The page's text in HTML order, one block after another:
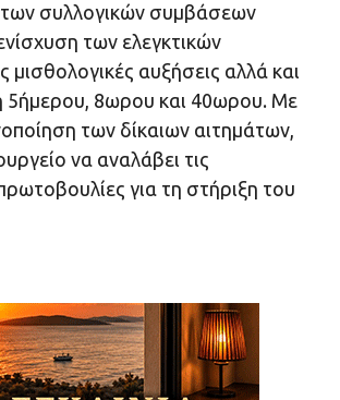
συλλογικών συμβάσεων
των ελεγκτικών
μισθολογικές αυξήσεις αλλά και
5ήμερου, 8ωρου και 40ωρου. Με
των δίκαιων αιτημάτων,
να αναλάβει τις
για τη στήριξη του